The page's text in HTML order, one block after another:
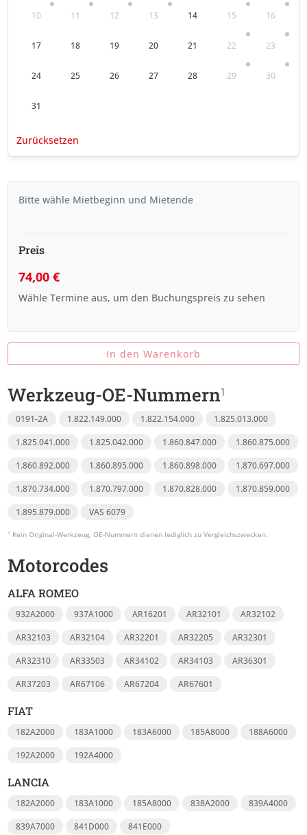
10 11 12 13 14 15 16
17 18 19 20 21 22 23
24 25 26 27 28 29 30
31
Zurücksetzen
Bitte wähle Mietbeginn und Mietende
Preis
74,00€
Wähle Termine aus, um den Buchungspreis zu sehen
In den Warenkorb
Werkzeug-OE-Nummern
0191-2A 1.822.149.000 1.822.154.000
1.825.013.000
1.825.041.000
1.825.042.000 1.860.847.000
1.860.875.000
1.860.892.000
1.860.895.000 1.860.898.000
1.870.697.000
1.870.734.000
1.870.797.000 1.870.828.000
1.870.859.000
1.895.879.000
VAS 6079
Motorcodes
ALFA ROMEO
932A2000 937A1000 AR16201 AR32101
AR32102
AR32103
AR32104 AR32201 AR32205
AR32301
AR32310
AR33503 AR34102 AR34103
AR36301
AR37203
AR67106 AR67204 AR67601
FIAT
182A2000 183A1000 183A6000 185A8000
188A6000
192A2000
192A4000
LANCIA
182A2000 183A1000 185A8000 838A2000
839A4000
839A7000
841D000 841E000